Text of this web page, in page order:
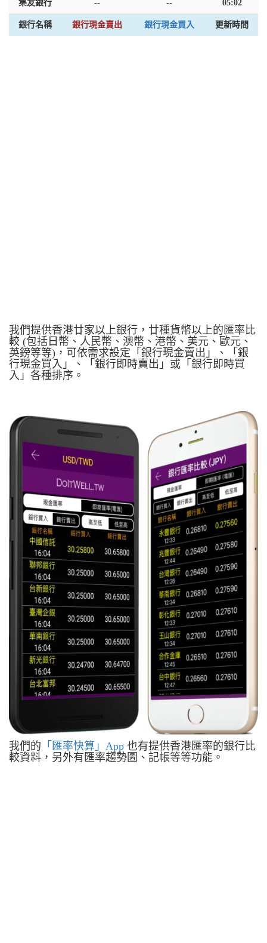
集友銀行 -- -- 05:02
銀行名稱 銀行現金賣出 銀行現金買入 更新時間
我們提供香港廿家以上銀行，廿種貨幣以上的匯率比
較 (包括日幣、人民幣、澳幣、港幣、美元、歐元、
英鎊等等)，可依需求設定「銀行現金賣出」、「銀
行現金買入」、「銀行即時賣出」或「銀行即時買
入」各種排序。
我們的 「匯率快算」App 也有提供香港匯率的銀行比
較資料，另外有匯率趨勢圖、記帳等等功能。